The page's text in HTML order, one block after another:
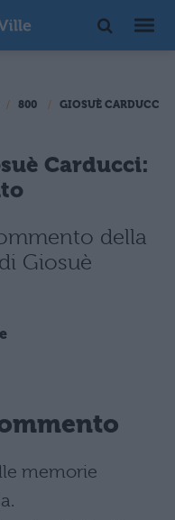
800 GIOSUÈ CARDUCCI
Carducci:
della
Giosuè
memorie